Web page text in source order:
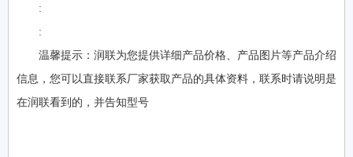
:
:
温馨提示：润联为您提供详细产品价格、产品图片等产品介绍
信息，您可以直接联系厂家获取产品的具体资料，联系时请说明是
在润联看到的，并告知型号